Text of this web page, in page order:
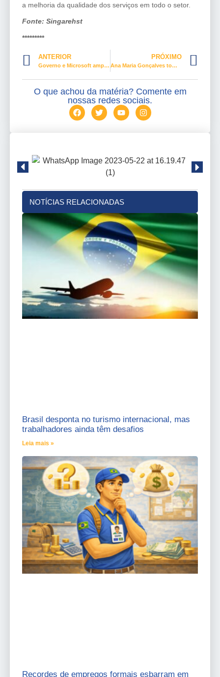
a melhoria da qualidade dos serviços em todo o setor.
Fonte: Singarehst
*********
ANTERIOR
Governo e Microsoft ampliam parceria da Escola do Trabalhador 4.0 até 2030
PRÓXIMO
Ana Maria Gonçalves toma posse na ABL e quer popularizar a literatura
O que achou da matéria? Comente em
nossas redes sociais.
NOTÍCIAS RELACIONADAS
Brasil desponta no turismo internacional, mas
trabalhadores ainda têm desafios
Leia mais »
Recordes de empregos formais esbarram em